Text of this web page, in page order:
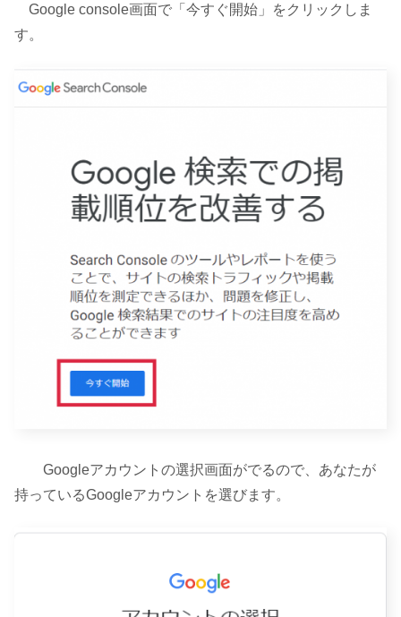
Google console画面で「今すぐ開始」をクリックしま
す。
Googleアカウントの選択画面がでるので、あなたが
持っているGoogleアカウントを選びます。